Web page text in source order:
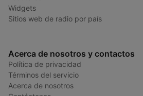
Widgets
Sitios web de radio por país
Acerca de nosotros y contactos
Política de privacidad
Términos del servicio
Acerca de nosotros